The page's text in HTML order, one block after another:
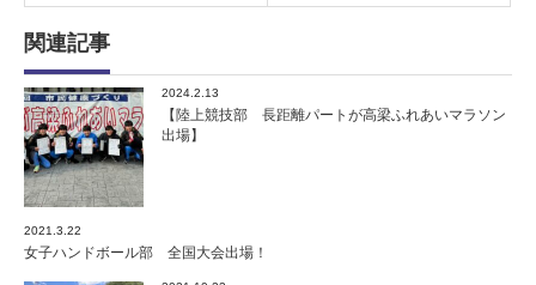
関連記事
2024.2.13
【陸上競技部 長距離パートが高梁ふれあいマラソン
出場】
2021.3.22
女子ハンドボール部 全国大会出場！